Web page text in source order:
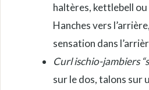
haltères, kettlebell
Hanches vers
sensation dans
Curl ischio-jambiers
sur le dos, talons sur